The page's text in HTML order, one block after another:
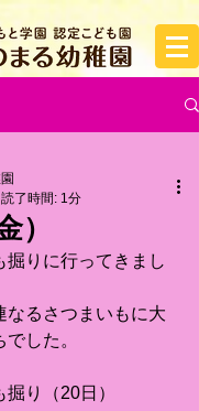
）
読了時間: 1分
掘りに行ってきまし
なるさつまいもに大
した。
り（20日）